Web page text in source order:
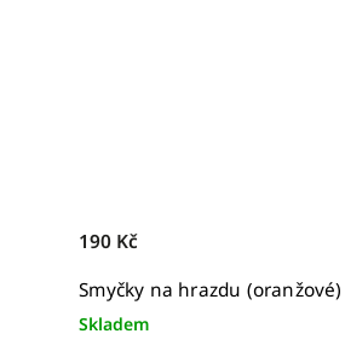
Smyčky na hrazdu (oranžové)
Skladem
190 Kč